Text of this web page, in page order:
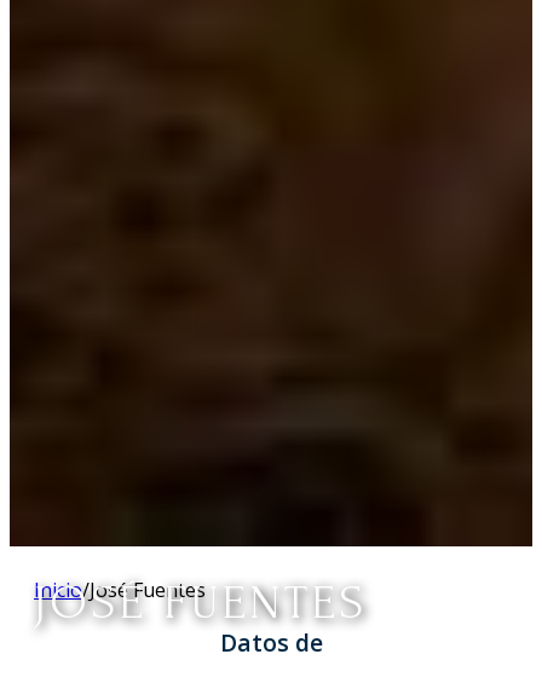
JOSÉ FUENTES
Inicio/José Fuentes
Datos de